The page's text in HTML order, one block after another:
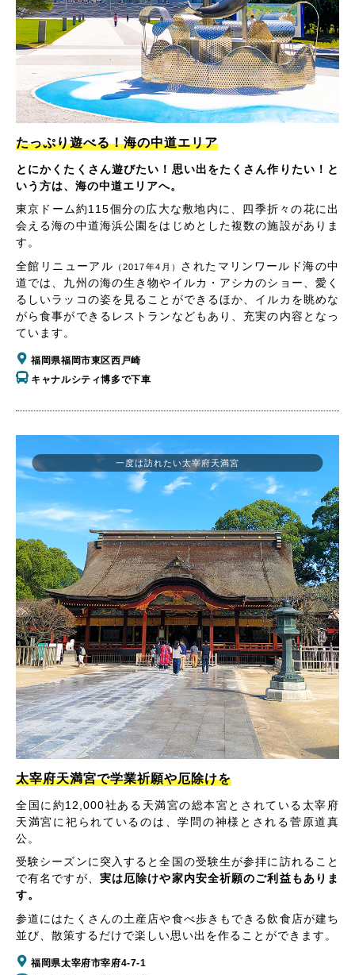
たっぷり遊べる！海の中道エリア
とにかくたくさん遊びたい！思い出をたくさん作りたい！と
いう方は、海の中道エリアへ。
東京ドーム約115個分の広大な敷地内に、四季折々の花に出
会える海の中道海浜公園をはじめとした複数の施設がありま
す。
全館リニューアル （2017年4月） されたマリンワールド海の中
道では、九州の海の生き物やイルカ・アシカのショー、愛く
るしいラッコの姿を見ることができるほか、イルカを眺めな
がら食事ができるレストランなどもあり、充実の内容となっ
ています。
福岡県福岡市東区西戸崎
キャナルシティ博多で下車
太宰府天満宮で学業祈願や厄除けを
全国に約12,000社ある天満宮の総本宮とされている太宰府
天満宮に祀られているのは、学問の神様とされる菅原道真
公。
受験シーズンに突入すると全国の受験生が参拝に訪れること
で有名ですが、 実は厄除けや家内安全祈願のご利益もありま
す。
参道にはたくさんの土産店や食べ歩きもできる飲食店が建ち
並び、散策するだけで楽しい思い出を作ることができます。
福岡県太宰府市宰府4-7-1
一度は訪れたい太宰府天満宮